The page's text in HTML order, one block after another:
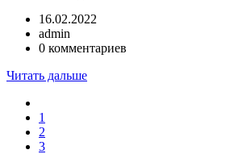
16.02.2022
admin
0 комментариев
Читать дальше
1
2
3